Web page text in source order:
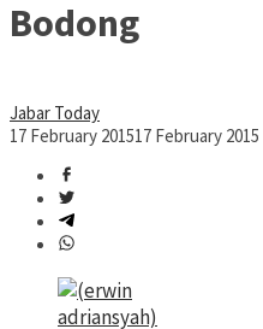
Bodong
Jabar Today
17 February 201517 February 2015